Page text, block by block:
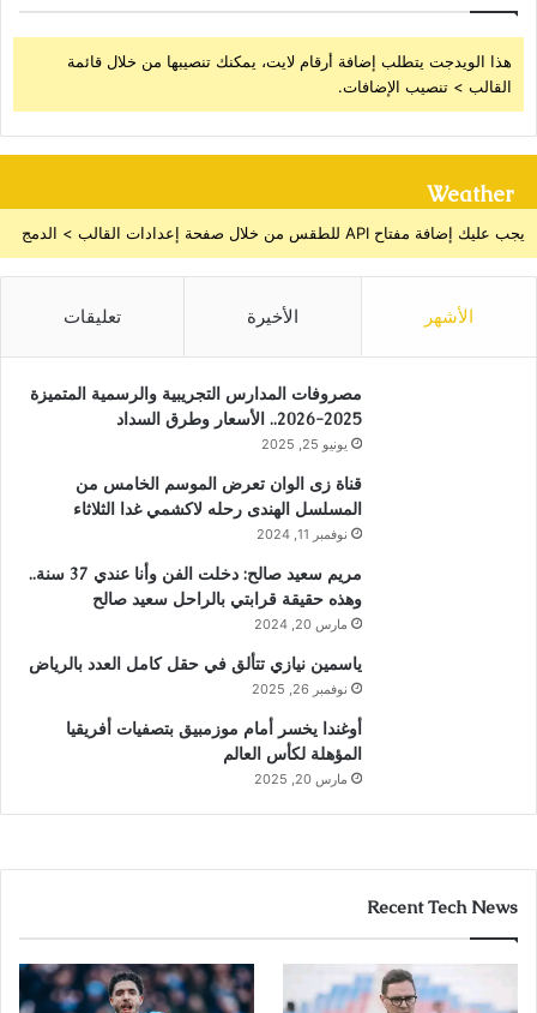
هذا الويدجت يتطلب إضافة أرقام لايت، يمكنك تنصيبها من خلال قائمة
القالب > تنصيب الإضافات.
Weather
يجب عليك إضافة مفتاح API للطقس من خلال صفحة إعدادات القالب > الدمج
الأشهر الأخيرة تعليقات
مصروفات المدارس التجريبية والرسمية المتميزة
2025-2026.. الأسعار وطرق السداد
يونيو 25, 2025
قناة زى الوان تعرض الموسم الخامس من
المسلسل الهندى رحله لاكشمي غدا الثلاثاء
نوفمبر 11, 2024
مريم سعيد صالح: دخلت الفن وأنا عندي 37 سنة..
وهذه حقيقة قرابتي بالراحل سعيد صالح
مارس 20, 2024
ياسمين نيازي تتألق في حقل كامل العدد بالرياض
نوفمبر 26, 2025
أوغندا يخسر أمام موزمبيق بتصفيات أفريقيا
المؤهلة لكأس العالم
مارس 20, 2025
Recent Tech News